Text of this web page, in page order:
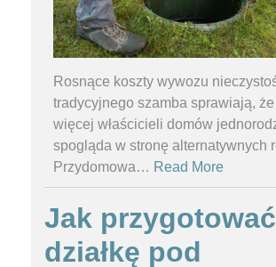
Rosnące koszty wywozu
tradycyjnego szamba sprawiają,
więcej właścicieli domów
spogląda w stronę alternatywnych
Przydomowa… Read More
Jak przygotować
działkę pod